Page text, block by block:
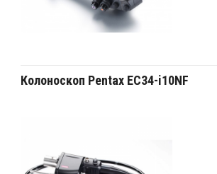
Колоноскоп Pentax EC34-i10NF